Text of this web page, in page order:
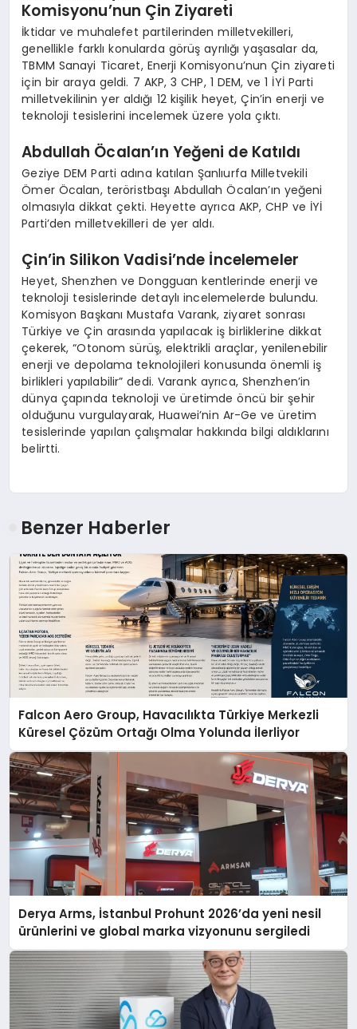
Komisyonu’nun Çin Ziyareti
İktidar ve muhalefet partilerinden milletvekilleri,
genellikle farklı konularda görüş ayrılığı yaşasalar da,
TBMM Sanayi Ticaret, Enerji Komisyonu’nun Çin ziyareti
için bir araya geldi. 7 AKP, 3 CHP, 1 DEM, ve 1 İYİ Parti
milletvekilinin yer aldığı 12 kişilik heyet, Çin’in enerji ve
teknoloji tesislerini incelemek üzere yola çıktı.
Abdullah Öcalan’ın Yeğeni de Katıldı
Geziye DEM Parti adına katılan Şanlıurfa Milletvekili
Ömer Öcalan, teröristbaşı Abdullah Öcalan’ın yeğeni
olmasıyla dikkat çekti. Heyette ayrıca AKP, CHP ve İYİ
Parti’den milletvekilleri de yer aldı.
Çin’in Silikon Vadisi’nde İncelemeler
Heyet, Shenzhen ve Dongguan kentlerinde enerji ve
teknoloji tesislerinde detaylı incelemelerde bulundu.
Komisyon Başkanı Mustafa Varank, ziyaret sonrası
Türkiye ve Çin arasında yapılacak iş birliklerine dikkat
çekerek, “Otonom sürüş, elektrikli araçlar, yenilenebilir
enerji ve depolama teknolojileri konusunda önemli iş
birlikleri yapılabilir” dedi. Varank ayrıca, Shenzhen’in
dünya çapında teknoloji ve üretimde öncü bir şehir
olduğunu vurgulayarak, Huawei’nin Ar-Ge ve üretim
tesislerinde yapılan çalışmalar hakkında bilgi aldıklarını
belirtti.
Benzer Haberler
Falcon Aero Group, Havacılıkta Türkiye Merkezli
Küresel Çözüm Ortağı Olma Yolunda İlerliyor
Derya Arms, İstanbul Prohunt 2026’da yeni nesil
ürünlerini ve global marka vizyonunu sergiledi